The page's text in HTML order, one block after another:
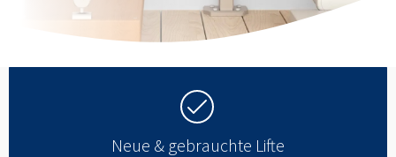
Neue & gebrauchte Lifte